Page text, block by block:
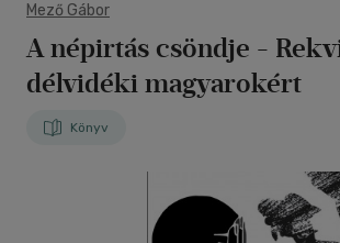
Mező Gábor
A népirtás csöndje -
délvidéki magyarokért
Könyv